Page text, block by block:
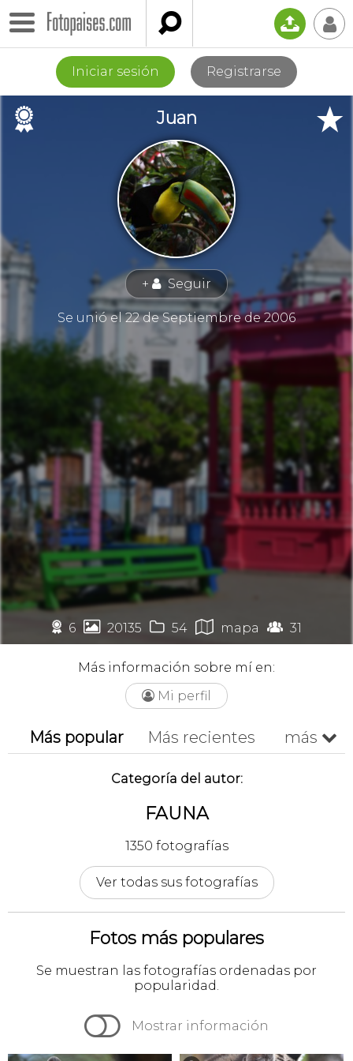
 📤 👤
Iniciar sesión Registrarse
Juan
+ 👤 Seguir
Se unió el 22 de Septiembre de 2006
🏉 6  20135  54  mapa  31
🏉 ★
Más información sobre mí en:
 Mi perfil
Más popular
Más recientes
Cronológico
A-z Z-a
más 
Categoría del autor:
FAUNA
1350 fotografías
Ver todas sus fotografías
Fotos más populares
Se muestran las fotografías ordenadas por
popularidad.
 Mostrar información